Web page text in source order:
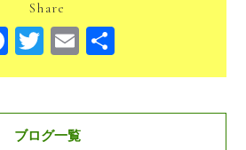
Share
Facebook
TwitterEmail
有
ブログ一覧